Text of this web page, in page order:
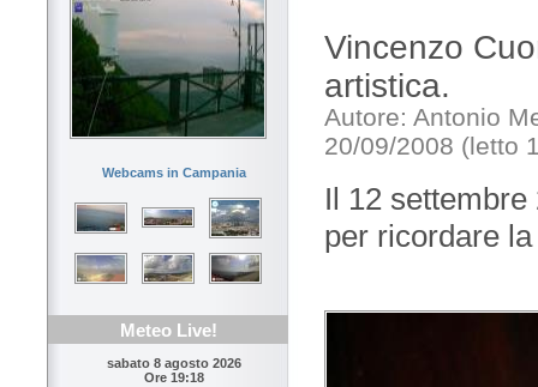
Webcams in Campania
Meteo Live!
sabato 8 agosto 2026
Ore 19:18
Vincenzo
artistica.
Autore: Antonio
20/09/2008 (letto
Il 12
per ricordare